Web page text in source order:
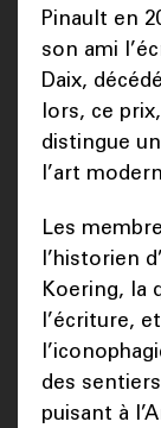
Pinault en
son ami
Daix,
lors, ce
distingue
l’art
Les
l’historien
Koering, la
l’écriture,
des
puisant à